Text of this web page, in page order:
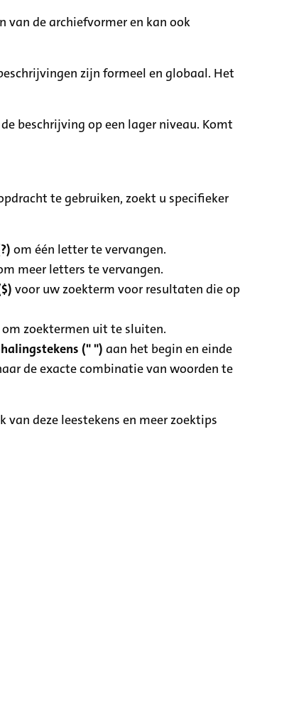
van de archiefvormer en kan ook
zijn formeel en globaal. Het
beschrijving op een lager niveau. Komt
te gebruiken, zoekt u specifieker
om één letter te vervangen.
meer letters te vervangen.
voor uw zoekterm voor resultaten die op
om zoektermen uit te sluiten.
(" ") aan het begin en einde
de exacte combinatie van woorden te
van deze leestekens en meer zoektips